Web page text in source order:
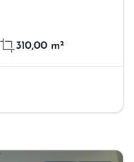
310,00 m²